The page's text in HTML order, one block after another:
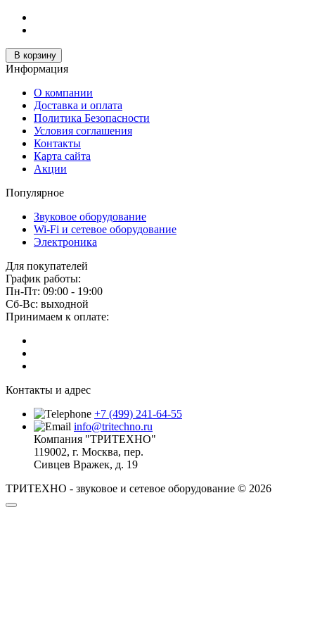
В корзину
Информация
О компании
Доставка и оплата
Политика Безопасности
Условия соглашения
Контакты
Карта сайта
Акции
Популярное
Звуковое оборудование
Wi-Fi и сетевое оборудование
Электроника
Для покупателей
График работы:
Пн-Пт: 09:00 - 19:00
Сб-Вс: выходной
Принимаем к оплате:
Контакты и адрес
+7 (499) 241-64-55
info@tritechno.ru
Компания "ТРИТЕХНО"
119002, г. Москва, пер.
Сивцев Вражек, д. 19
ТРИТЕХНО - звуковое и сетевое оборудование © 2026